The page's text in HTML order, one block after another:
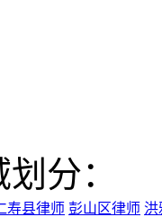
分：
寿县律师 彭山区律师 洪